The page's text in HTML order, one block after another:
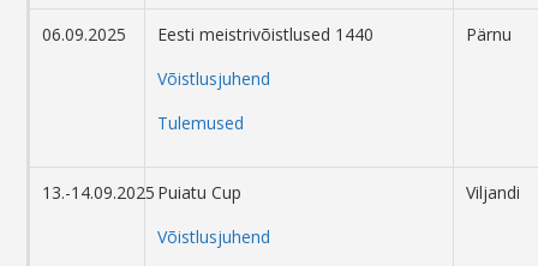
06.09.2025
Eesti meistrivõistlused 1440
Võistlusjuhend
Tulemused
Pärnu
13.-14.09.2025 Puiatu Cup
Võistlusjuhend
Viljandi